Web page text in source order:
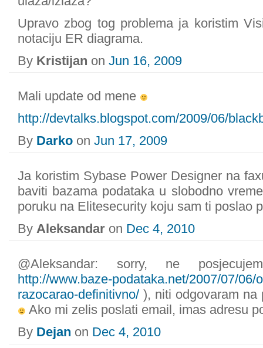
Upravo zbog tog problema ja koristim
notaciju ER diagrama.
By Kristijan on Jun 16, 2009
Mali update od mene
http://devtalks.blogspot.com/2009/06/
By Darko on Jun 17, 2009
Ja koristim Sybase Power Designer na
baviti bazama podataka u slobodno
poruku na Elitesecurity koju sam ti poslao
By Aleksandar on Dec 4, 2010
@Aleksandar: sorry, ne
http://www.baze-podataka.net/2007/07/06/
razocarao-definitivno/ ), niti odgovaram na
Ako mi zelis poslati email, imas adresu
By Dejan on Dec 4, 2010